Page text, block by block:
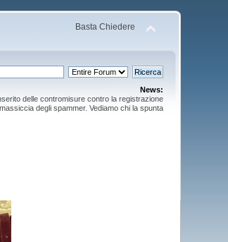
Basta Chiedere
News:
delle contromisure contro la registrazione
massiccia degli spammer. Vediamo chi la spunta